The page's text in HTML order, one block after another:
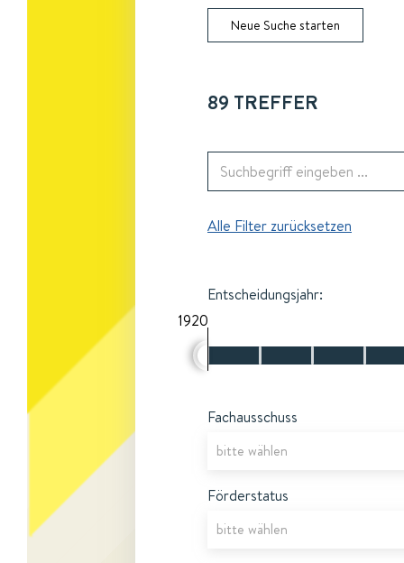
Neue Suche starten
89 TREFFER
Alle Filter zurücksetzen
Entscheidungsjahr:
1920
Fachausschuss
Förderstatus